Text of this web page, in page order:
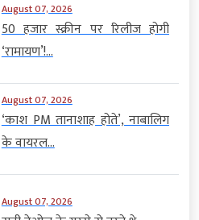
August 07, 2026
50 हजार स्क्रीन पर रिलीज होगी
‘रामायण’!...
August 07, 2026
‘काश PM तानाशाह होते’, नाबालिग
के वायरल...
August 07, 2026